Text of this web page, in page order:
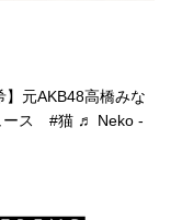
元AKB48高橋みな
ース #猫 ♬ Neko -